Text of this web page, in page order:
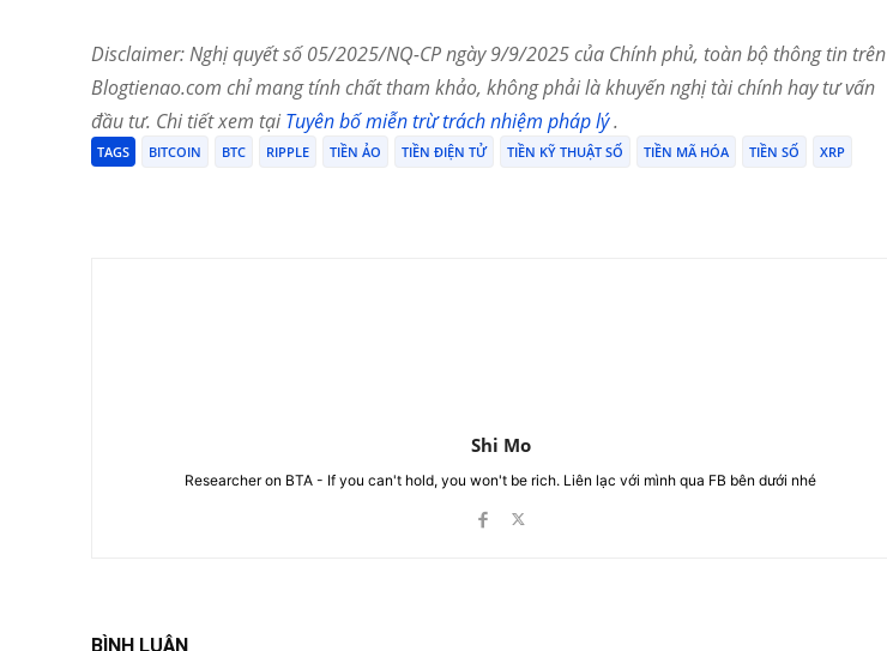
Disclaimer: Nghị quyết số 05/2025/NQ-CP ngày 9/9/2025 của Chính phủ, toàn bộ thông tin trên
Blogtienao.com chỉ mang tính chất tham khảo, không phải là khuyến nghị tài chính hay tư vấn
đầu tư. Chi tiết xem tạiTuyên bố miễn trừ trách nhiệm pháp lý.
TAGS BITCOIN BTC RIPPLE TIỀN ẢO TIỀN ĐIỆN TỬ TIỀN KỸ THUẬT SỐ TIỀN MÃ HÓA TIỀN SỐ XRP
Shi Mo
Researcher on BTA - If you can't hold, you won't be rich. Liên lạc với mình qua FB bên dưới nhé
BÌNH LUẬN